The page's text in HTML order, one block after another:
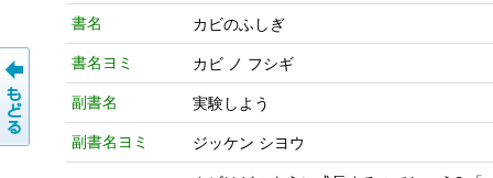
書名 カビのふしぎ
書名ヨミ カビ ノ フシギ
副書名 実験しよう
副書名ヨミ ジッケン シヨウ